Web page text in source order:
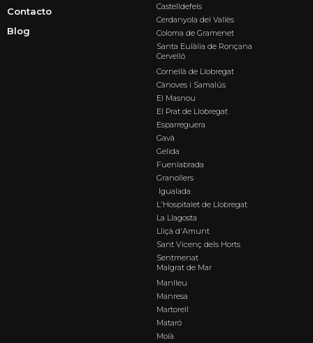
Contacto
Blog
Castelldefels
Cerdanyola del Vallès
Coloma de Gramenet
Santa Eulàlia de Ronçana
Cervelló
Cornellà de Llobregat
Cànoves i Samalús
El Masnou
El Prat de Llobregat
Esparreguera
Gavà
Gelida
Fuenlabrada
Granollers
Igualada
L'Hospitalet de Llobregat
La Llagosta
Lliçà d'Amunt
Sant Vicenç dels Horts
Sentmenat
Malgrat de Mar
Manlleu
Manresa
Martorell
Mataró
Moià